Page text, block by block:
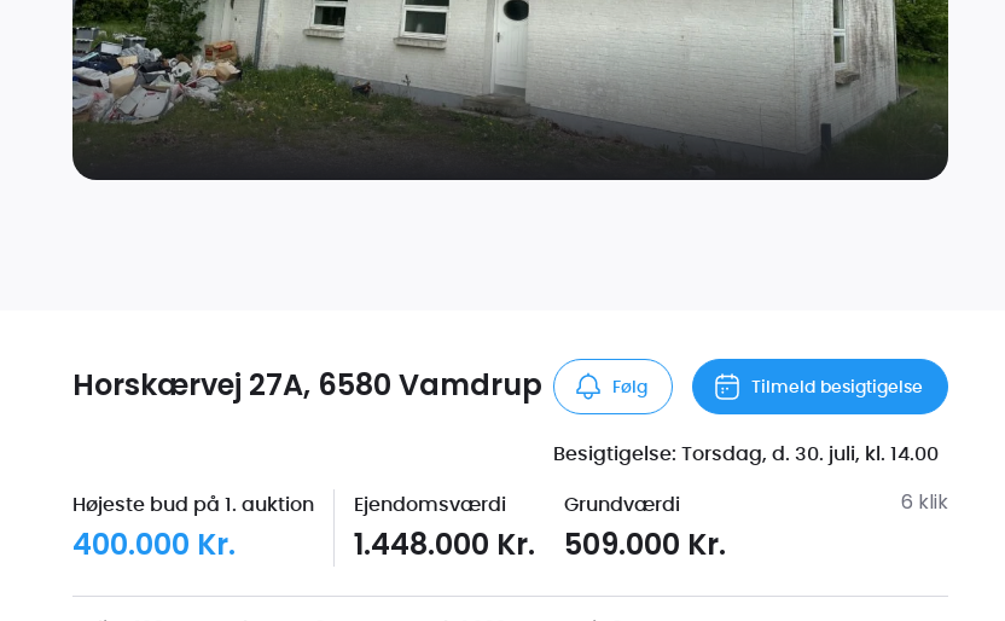
Horskærvej 27A, 6580 Vamdrup Følg Tilmeld besigtigelse
Besigtigelse: Torsdag, d. 30. juli, kl. 14.00
Højeste bud på 1. auktion
400.000 Kr.
Ejendomsværdi
1.448.000 Kr.
Grundværdi
509.000 Kr.
6 klik